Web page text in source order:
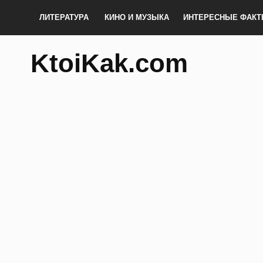
ЛИТЕРАТУРА КИНО И МУЗЫКА ИНТЕРЕСНЫЕ
KtoiKak.com